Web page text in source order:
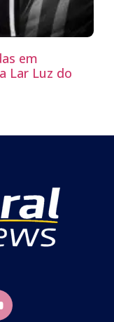
em
Lar Luz do